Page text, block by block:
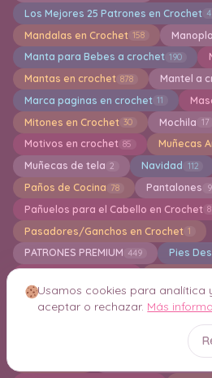
Los Mejores 25 Patrones en Crochet 4
Mandalas en Crochet 158
Manta para Bebes a crochet 190
Mantas en crochet 878 Mantel a
Marca paginas en crochet 11
Mitones en Crochet 30 Mochila 17
Motivos en crochet 85 Muñecas
Muñecas de tela 2 Navidad 112
Paños de Cocina 78 Pantalones 9
Pañuelos para el Cabello en Crochet 8
Pasadores/Ganchos en Crochet 1
PATRONES PREMIUM 449 Pies
Ponchos a crochet 135 Porta
Puffs
Puntillas de Ganchillo
Usamos cookies para analítica
aceptar o rechazar. Más